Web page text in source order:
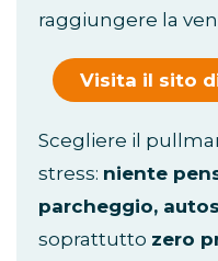
raggiungere la
Visita il sito
Scegliere il
stress: niente
parcheggio,
soprattutto zero